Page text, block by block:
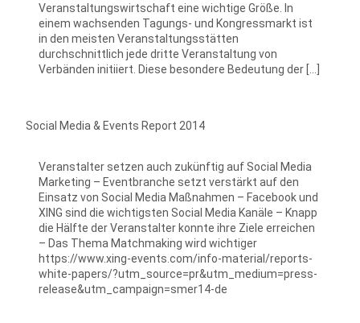
Veranstaltungswirtschaft eine wichtige Größe. In
einem wachsenden Tagungs- und Kongressmarkt ist
in den meisten Veranstaltungsstätten
durchschnittlich jede dritte Veranstaltung von
Verbänden initiiert. Diese besondere Bedeutung der […]
Social Media & Events Report 2014
Veranstalter setzen auch zukünftig auf Social Media
Marketing – Eventbranche setzt verstärkt auf den
Einsatz von Social Media Maßnahmen – Facebook und
XING sind die wichtigsten Social Media Kanäle – Knapp
die Hälfte der Veranstalter konnte ihre Ziele erreichen
– Das Thema Matchmaking wird wichtiger
https://www.xing-events.com/info-material/reports-
white-papers/?utm_source=pr&utm_medium=press-
release&utm_campaign=smer14-de